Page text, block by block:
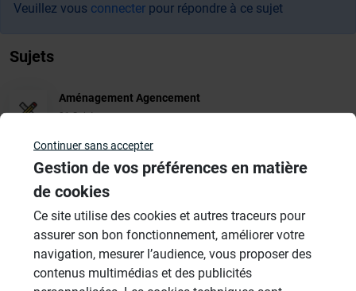
Veuillez vous connecter pour répondre à ce sujet
Sujets
Aménagement Agencement
21 Sujets
Revêtement Finition
19 Sujets
Douches à l'Italienne
1485 Sujets
Cabines de hammam
26 Sujets
Continuer sans accepter
Gestion de vos préférences en matière
de cookies
Ce site utilise des cookies et autres traceurs pour
assurer son bon fonctionnement, améliorer votre
navigation, mesurer l’audience, vous proposer des
contenus multimédias et des publicités